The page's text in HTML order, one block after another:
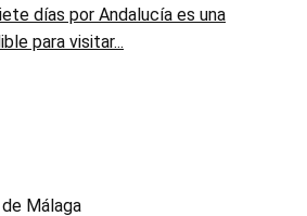
días por Andalucía es una
para visitar...